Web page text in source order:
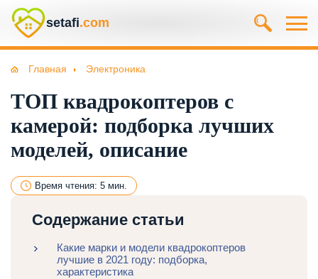
setafi.com
Главная Электроника
ТОП квадрокоптеров с
камерой: подборка лучших
моделей, описание
Время чтения: 5 мин.
Содержание статьи
Какие марки и модели квадрокоптеров
лучшие в 2021 году: подборка,
характеристика